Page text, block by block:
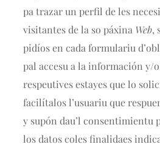
pa trazar un perfil de les
visitantes de la so páxina Web,
pidíos en cada formulariu
pal accesu a la información y/
respeutives estayes que lo
facilítalos l’usuariu que
y supón dau’l consentimientu
los datos coles finalidaes